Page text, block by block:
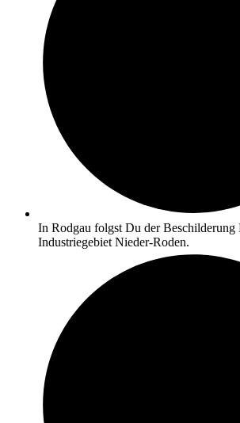
In Rodgau folgst Du der Beschilderung
Industriegebiet Nieder-Roden.